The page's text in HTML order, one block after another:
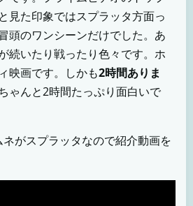
見た印象ではスプラッタ方面っ
頭のワンシーンだけでした。あ
続いたり戦ったり色々です。ホ
映画です。しかも2時間ありま
んと2時間たっぷり面白いで
がスプラッタなので紹介動画を